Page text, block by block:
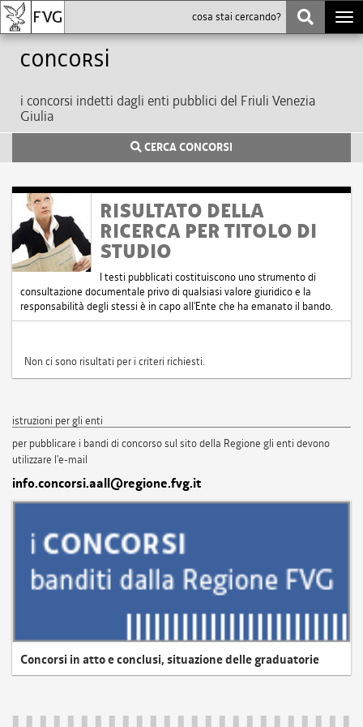
Concorsi
i concorsi indetti dagli enti pubblici del Friuli Venezia
Giulia
CERCA CONCORSI
RISULTATO DELLA
RICERCA PER TITOLO DI
STUDIO
I testi pubblicati costituiscono uno strumento di
consultazione documentale privo di qualsiasi valore giuridico e la
responsabilità degli stessi è in capo all'Ente che ha emanato il bando.
Non ci sono risultati per i criteri richiesti.
istruzioni per gli enti
per pubblicare i bandi di concorso sul sito della Regione gli enti devono
utilizzare l'e-mail
info.concorsi.aall@regione.fvg.it
Concorsi in atto e conclusi, situazione delle graduatorie